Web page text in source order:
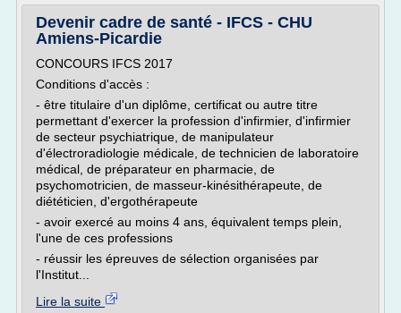
Devenir cadre de santé - IFCS - CHU
Amiens-Picardie
CONCOURS IFCS 2017
Conditions d'accès :
- être titulaire d'un diplôme, certificat ou autre titre
permettant d'exercer la profession d'infirmier, d'infirmier
de secteur psychiatrique, de manipulateur
d'électroradiologie médicale, de technicien de laboratoire
médical, de préparateur en pharmacie, de
psychomotricien, de masseur-kinésithérapeute, de
diététicien, d'ergothérapeute
- avoir exercé au moins 4 ans, équivalent temps plein,
l'une de ces professions
- réussir les épreuves de sélection organisées par
l'Institut...
Lire la suite